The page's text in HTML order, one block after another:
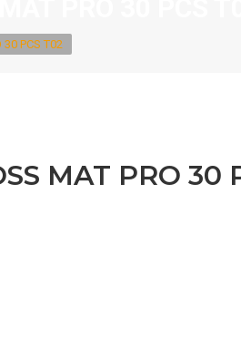
30 PCS T02
MAT PRO 30